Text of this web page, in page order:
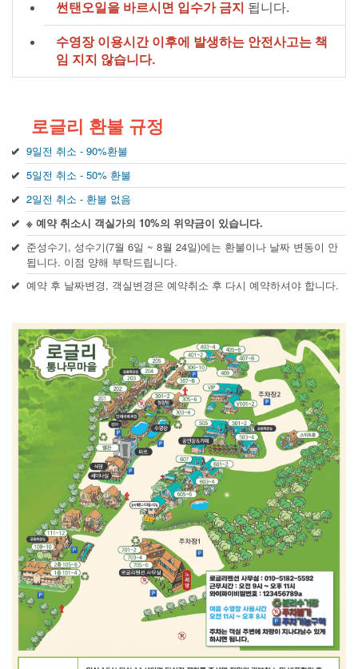
썬탠오일을 바르시면 입수가 금지 됩니다.
수영장 이용시간 이후에 발생하는 안전사고는 책
임 지지 않습니다.
로글리 환불 규정
9일전 취소 - 90%환불
5일전 취소 - 50% 환불
2일전 취소 - 환불 없음
※ 예약 취소시 객실가의 10%의 위약금이 있습니다.
준성수기, 성수기(7월 6일 ~ 8월 24일)에는 환불이나 날짜 변동이 안
됩니다. 이점 양해 부탁드립니다.
예약 후 날짜변경, 객실변경은 예약취소 후 다시 예약하셔야 합니다.